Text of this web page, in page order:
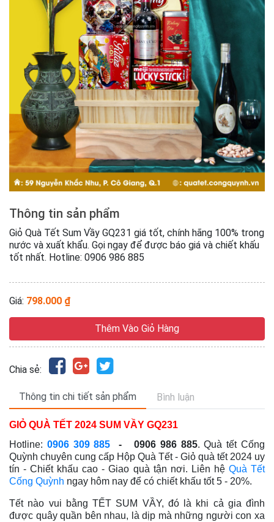
Thông tin sản phẩm
Giỏ Quà Tết Sum Vầy GQ231 giá tốt, chính hãng 100% trong
nước và xuất khẩu. Gọi ngay để được báo giá và chiết khấu
tốt nhất. Hotline: 0906 986 885
Giá: 798.000 ₫
Thêm Vào Giỏ Hàng
Chia sẻ:
Thông tin chi tiết sản phẩm Bình luận
GIỎ QUÀ TẾT 2024 SUM VẦY GQ231
Hotline: 0906 309 885 - 0906 986 885. Quà tết Cống
Quỳnh chuyên cung cấp Hộp Quà Tết - Giỏ quà tết 2024 uy
tín - Chiết khấu cao - Giao quà tận nơi. Liên hệ Quà Tết
Cống Quỳnh ngay hôm nay để có chiết khấu tốt 5 - 20%.
Tết nào vui bằng TẾT SUM VẦY, đó là khi cả gia đình
được quây quần bên nhau, là dịp mà những người con xa